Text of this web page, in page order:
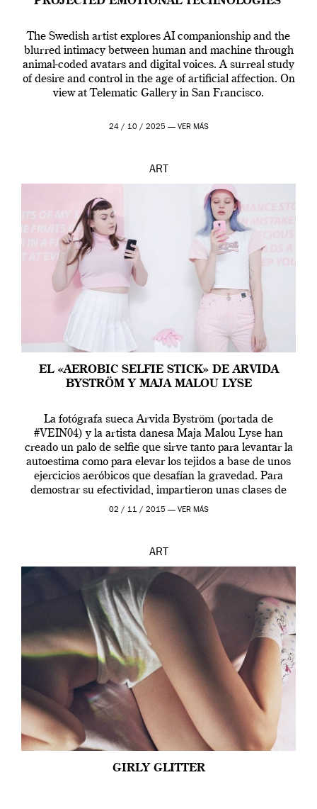
The Swedish artist explores AI companionship and the
blurred intimacy between human and machine through
animal-coded avatars and digital voices. A surreal study
of desire and control in the age of artificial affection. On
view at Telematic Gallery in San Francisco.
24 / 10 / 2025 — VER MÁS
ART
EL «AEROBIC SELFIE STICK» DE ARVIDA
BYSTRÖM Y MAJA MALOU LYSE
La fotógrafa sueca Arvida Byström (portada de
#VEIN04) y la artista danesa Maja Malou Lyse han
creado un palo de selfie que sirve tanto para levantar la
autoestima como para elevar los tejidos a base de unos
ejercicios aeróbicos que desafían la gravedad. Para
demostrar su efectividad, impartieron unas clases de
prueba en el Tate […]
02 / 11 / 2015 — VER MÁS
ART
GIRLY GLITTER